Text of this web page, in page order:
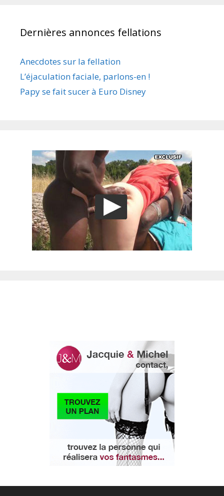
Dernières annonces fellations
Anecdotes sur la fellation
L’éjaculation faciale, parlons-en !
Papy se fait sucer à Euro Disney